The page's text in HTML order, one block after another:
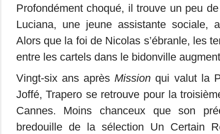
Profondément choqué, il trouve un peu
Luciana, une jeune assistante sociale,
Alors que la foi de Nicolas s’ébranle, les
entre les cartels dans le bidonville
Vingt-six ans aprèsMission qui valut la
Joffé, Trapero se retrouve pour la
Cannes. Moins chanceux que son
bredouille de la sélection Un Certain